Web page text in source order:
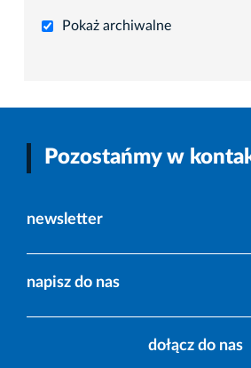
Pokaż archiwalne
Pozostańmy w
newsletter
napisz do nas
dołącz do nas